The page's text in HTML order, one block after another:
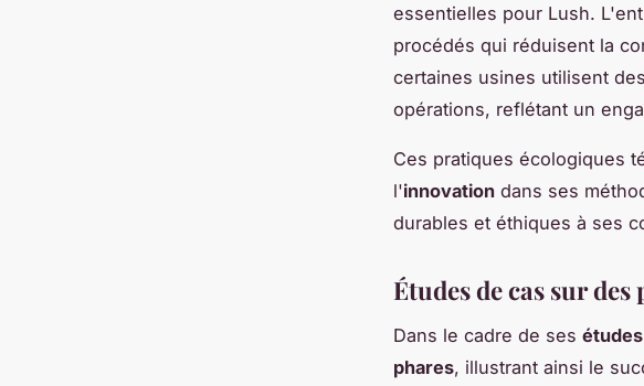
essentielles pour Lush.
procédés qui réduisent la
certaines usines utilisent
opérations, reflétant un
Ces pratiques écologiques
l'innovation dans ses
durables et éthiques à ses
Études de cas sur
Dans le cadre de ses
phares, illustrant ainsi le